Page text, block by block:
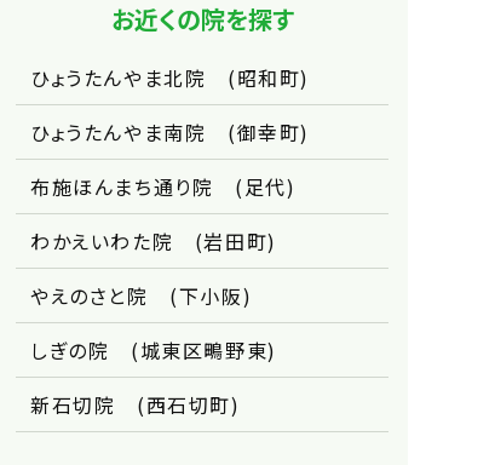
お近くの院を探す
ひょうたんやま北院 (昭和町)
ひょうたんやま南院 (御幸町)
布施ほんまち通り院 (足代)
わかえいわた院 (岩田町)
やえのさと院 (下小阪)
しぎの院 (城東区鴫野東)
新石切院 (西石切町)